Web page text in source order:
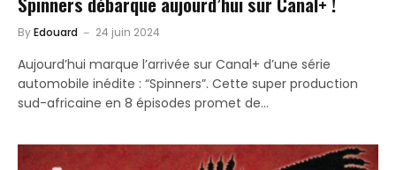
ByEdouard 24 juin 2024
Aujourd’hui marque l’arrivée sur Canal+ d’une série
automobile inédite : “Spinners”. Cette super production
sud-africaine en 8 épisodes promet de…